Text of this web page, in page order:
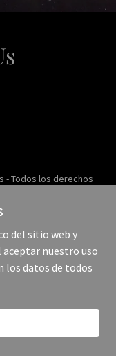
- Todos los derechos
del sitio web y
nuestro uso
los datos de todos